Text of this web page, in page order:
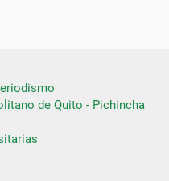
de Quito - Pichincha